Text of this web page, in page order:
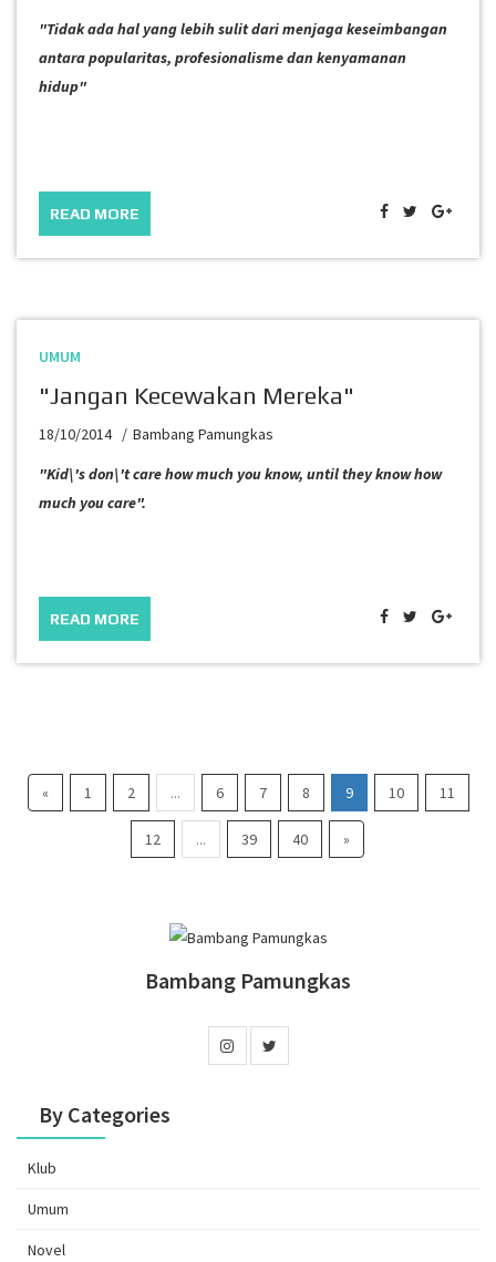
"Tidak ada hal yang lebih sulit dari menjaga keseimbangan
antara popularitas, profesionalisme dan kenyamanan
hidup"
READ MORE
UMUM
"Jangan Kecewakan Mereka"
18/10/2014
Bambang Pamungkas
"Kid\'s don\'t care how much you know, until they know how
much you care".
READ MORE
« 1 2 ... 6 7 8 9 10 11
12 ... 39 40 »
Bambang Pamungkas
By Categories
Klub
Umum
Novel